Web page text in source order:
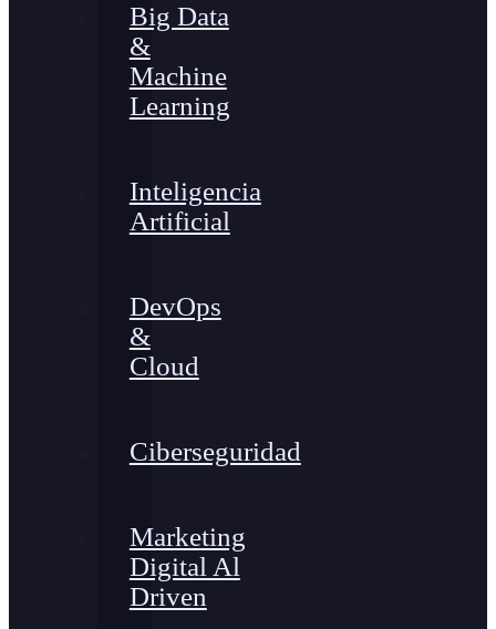
Big Data
&
Machine
Learning
Inteligencia
Artificial
DevOps
&
Cloud
Ciberseguridad
Marketing
Digital Al
Driven